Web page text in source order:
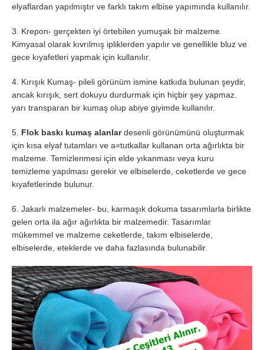
elyaflardan yapılmıştır ve farklı takım elbise yapımında kullanılır.
3. Krepon- gerçekten iyi örtebilen yumuşak bir malzeme.
Kimyasal olarak kıvrılmış ipliklerden yapılır ve genellikle bluz ve
gece kıyafetleri yapmak için kullanılır.
4. Kırışık Kumaş- pileli görünüm ismine katkıda bulunan şeydir,
ancak kırışık, sert dokuyu durdurmak için hiçbir şey yapmaz.
yarı transparan bir kumaş olup abiye giyimde kullanılır.
5. Flok baskı kumaş alanlardesenli görünümünü oluşturmak
için kısa elyaf tutamları ve a=tutkallar kullanan orta ağırlıkta bir
malzeme. Temizlenmesi için elde yıkanması veya kuru
temizleme yapılması gerekir ve elbiselerde, ceketlerde ve gece
kıyafetlerinde bulunur.
6. Jakarlı malzemeler- bu, karmaşık dokuma tasarımlarla birlikte
gelen orta ila ağır ağırlıkta bir malzemedir. Tasarımlar
mükemmel ve malzeme ceketlerde, takım elbiselerde,
elbiselerde, eteklerde ve daha fazlasında bulunabilir.